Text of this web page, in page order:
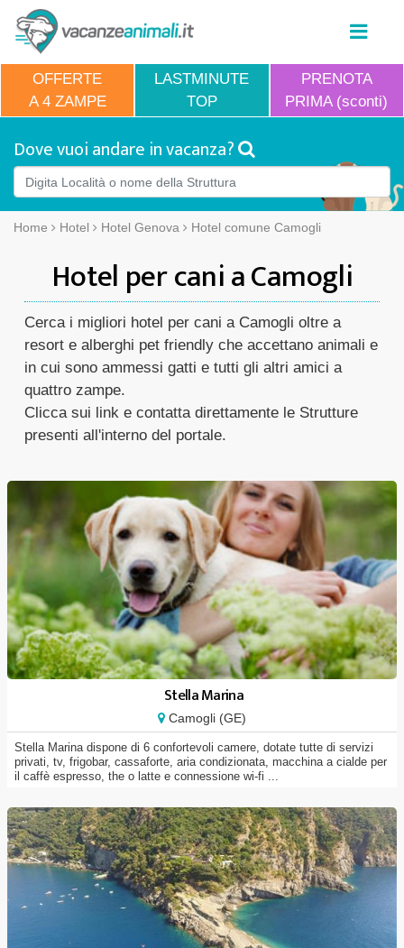
OFFERTE
A 4 ZAMPE
LASTMINUTE
TOP
PRENOTA
PRIMA (sconti)
Dove vuoi andare in vacanza?
Home Hotel Hotel Genova Hotel comune Camogli
Hotel per cani a Camogli
Cerca i migliori hotel per cani a Camogli oltre a
resort e alberghi pet friendly che accettano animali e
in cui sono ammessi gatti e tutti gli altri amici a
quattro zampe.
Clicca sui link e contatta direttamente le Strutture
presenti all'interno del portale.
Stella Marina
Camogli (GE)
Stella Marina dispone di 6 confortevoli camere, dotate tutte di servizi
privati, tv, frigobar, cassaforte, aria condizionata, macchina a cialde per
il caffè espresso, the o latte e connessione wi-fi ...